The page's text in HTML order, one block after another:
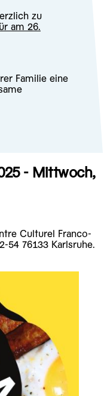
zu
am 26.
Familie eine
- Mittwoch,
Culturel Franco-
54 76133 Karlsruhe.